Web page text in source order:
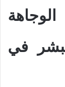
الوجاهة
في